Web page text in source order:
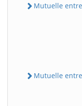
Mutuelle
Mutuelle